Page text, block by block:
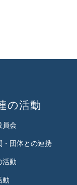
の活動
員会
・団体との連携
活動
動